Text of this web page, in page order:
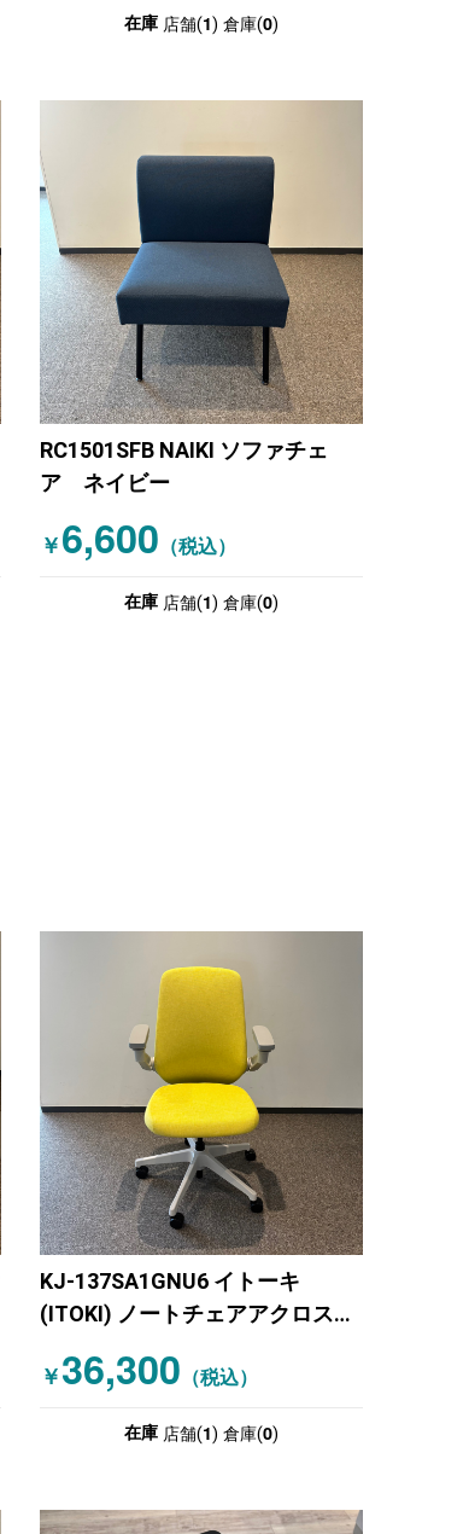
在庫 店舗(1) 倉庫(0)
RC1501SFB NAIKI ソファチェ
ア ネイビー
￥6,600 （税込）
在庫 店舗(1) 倉庫(0)
KJ-137SA1GNU6 イトーキ
(ITOKI) ノートチェアアクロスバ
￥36,300 （税込）
在庫 店舗(1) 倉庫(0)